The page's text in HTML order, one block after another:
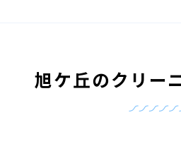
旭ケ丘のクリー